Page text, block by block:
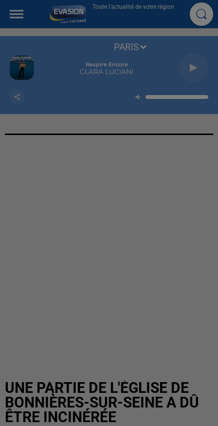
Toute l'actualité de votre région
Respire Encore
CLARA LUCIANI
PARIS
UNE PARTIE DE L'ÉGLISE DE
BONNIÈRES-SUR-SEINE A DÛ
ÊTRE INCINÉRÉE